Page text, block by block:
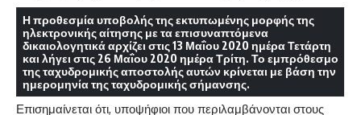
Η προθεσμία υποβολήςτης εκτυπωμένης μορφής της
ηλεκτρονικής αίτησης με τα επισυναπτόμενα
δικαιολογητικάαρχίζει στις 13 Μαΐου 2020 ημέρα Τετάρτη
και λήγει στις 26 Μαΐου 2020 ημέρα Τρίτη. Το εμπρόθεσμο
της ταχυδρομικής αποστολής αυτών κρίνεται με βάση την
ημερομηνία της ταχυδρομικής σήμανσης.
Επισημαίνεται ότι, υποψήφιοι που περιλαμβάνονται στους